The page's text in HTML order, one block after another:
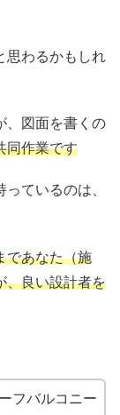
思わるかもしれ
、図面を書くの
同作業です
ているのは、
であなた（施
、良い設計者を
フバルコニー